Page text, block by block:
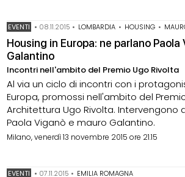
EVENTI • 08.11.2015 • LOMBARDIA • HOUSING •
Housing in Europa: ne parlano
Galantino
Incontri nell'ambito del Premio Ugo Rivolta
Al via un ciclo di incontri con i
Europa, promossi nell'ambito del
Architettura Ugo Rivolta. Intervengono
Paola Viganò e mauro Galantino.
Milano, venerdì 13 novembre 2015 ore 21.15
EVENTI • 07.11.2015 • EMILIA ROMAGNA